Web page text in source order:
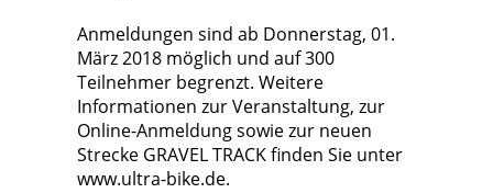
Anmeldungen sind ab Donnerstag, 01.
März 2018 möglich und auf 300
Teilnehmer begrenzt. Weitere
Informationen zur Veranstaltung, zur
Online-Anmeldung sowie zur neuen
Strecke GRAVEL TRACK finden Sie unter
www.ultra-bike.de.